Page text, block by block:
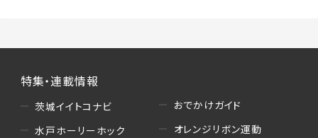
・読者プレゼント、アンケート等、当サービスが実
施するキャンペーンの抽選、当選者への連絡及
び発送 ・ユーザーの趣向や属性情報等の分析
特集・連載情報
茨城イイトコナビ
水戸ホーリーホック
おでかけガイド
オレンジリボン運動